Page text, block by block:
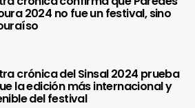
2024 no fue un festival, sino
crónica del Sinsal 2024 prueba
la edición más internacional y
del festival